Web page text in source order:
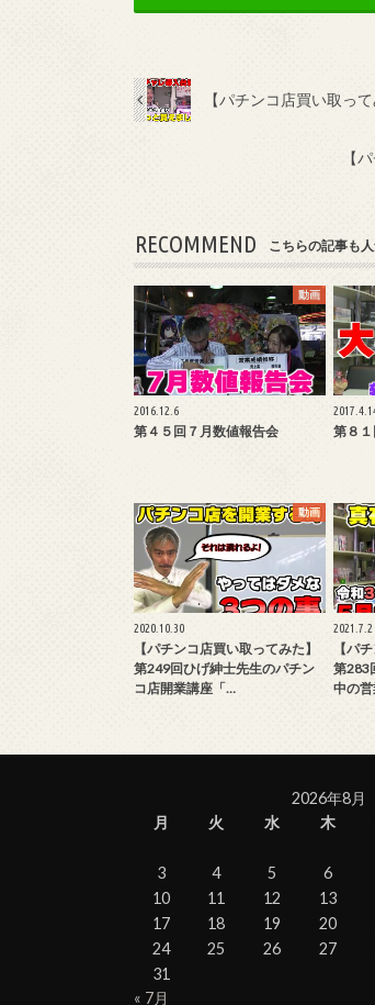
【パチンコ店買い取っ
【
RECOMMEND こちらの記事も人
動画
2016.12.6
第４５回７月数値報告会 第８
動画
2020.10.30
【パチンコ店買い取ってみた】
第249回ひげ紳士先生のパチン
コ店開業講座「…
2021.7.2
【パ
第283
中の
2026年8月
月
火 水 木
3
4 5 6
10
11 12 13
17
18 19 20
24
25 26 27
31
« 7月